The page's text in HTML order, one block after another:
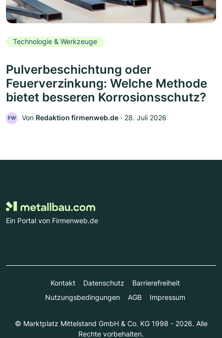
Technologie & Werkzeuge
Pulverbeschichtung oder
Feuerverzinkung: Welche Methode
bietet besseren Korrosionsschutz?
FW Von Redaktion firmenweb.de ‧ 28. Juli 2026
Ein Portal von Firmenweb.de
Kontakt Datenschutz
Barrierefreiheit
Nutzungsbedingungen
AGB Impressum
© Marktplatz Mittelstand GmbH & Co. KG 1998 - 2026. Alle
Rechte vorbehalten.